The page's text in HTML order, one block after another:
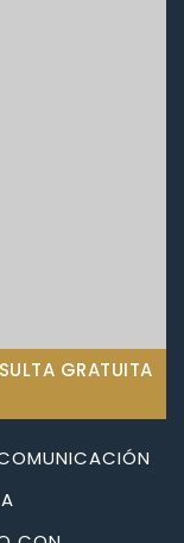
GRATUITA